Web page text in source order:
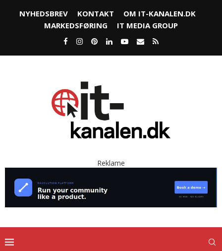
NYHEDSBREV KONTAKT
OM IT-KANALEN.DK
MARKEDSFØRING
IT MEDIA GROUP
Reklame